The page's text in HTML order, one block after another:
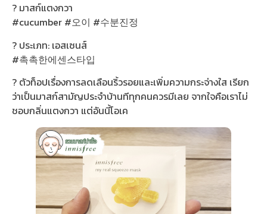
? มาสก์แตงกวา
#cucumber #오이 #수분진정
? ประเภท: เอสเซนส์
#촉촉한에센스타입
? ตัวท็อปเรื่องการลดเลือนริ้วรอยและเพิ่มความกระจ่างใส เรียก
ว่าเป็นมาสก์สามัญประจำบ้านทีทุกคนควรมีเลย จากใจคือเราไม่
ชอบกลิ่นแตงกวา แต่อันนี้โอเค